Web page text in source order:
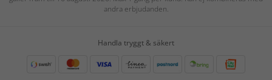
andra erbjudanden.
Handla tryggt & säkert